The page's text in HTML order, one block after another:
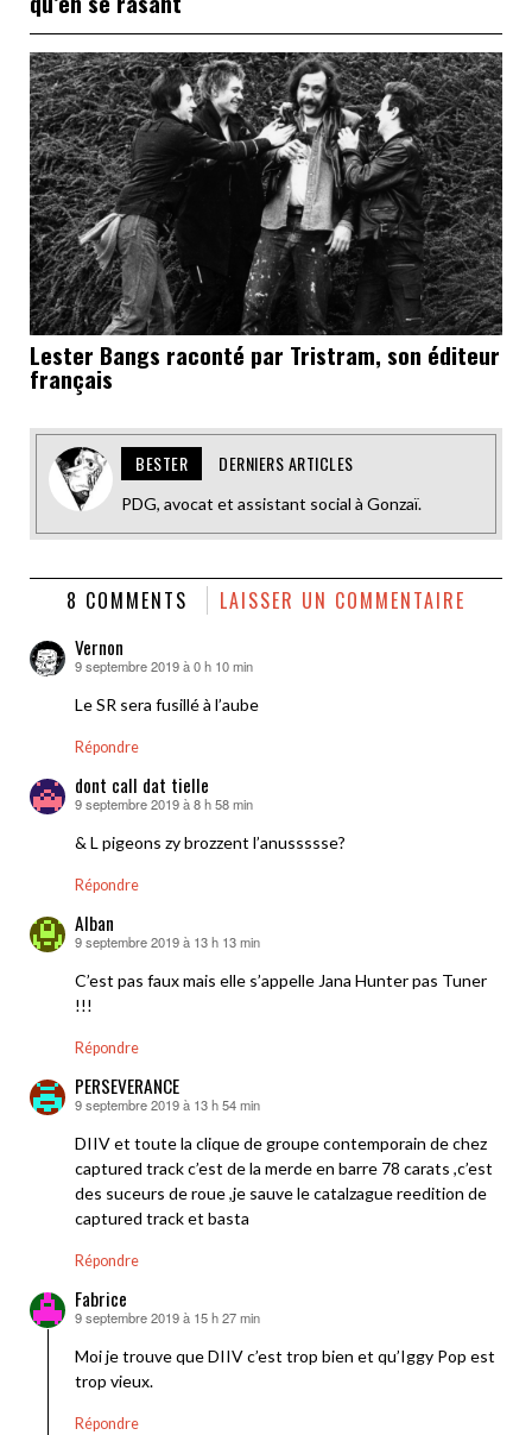
Lester Bangs raconté par Tristram, son éditeur
français
BESTER DERNIERS ARTICLES
PDG, avocat et assistant social à Gonzaï.
8 COMMENTS LAISSER UN COMMENTAIRE
Vernon
dit :
9 septembre 2019 à 0 h 10 min
Le SR sera fusillé à l’aube
Répondre
dont call dat tielle
dit :
9 septembre 2019 à 8 h 58 min
& L pigeons zy brozzent l’anussssse?
Répondre
Alban
dit :
9 septembre 2019 à 13 h 13 min
C’est pas faux mais elle s’appelle Jana Hunter pas Tuner
!!!
Répondre
PERSEVERANCE
dit :
9 septembre 2019 à 13 h 54 min
DIIV et toute la clique de groupe contemporain de chez
captured track c’est de la merde en barre 78 carats ,c’est
des suceurs de roue ,je sauve le catalzague reedition de
captured track et basta
Répondre
Fabrice
dit :
9 septembre 2019 à 15 h 27 min
Moi je trouve que DIIV c’est trop bien et qu’Iggy Pop est
trop vieux.
Répondre